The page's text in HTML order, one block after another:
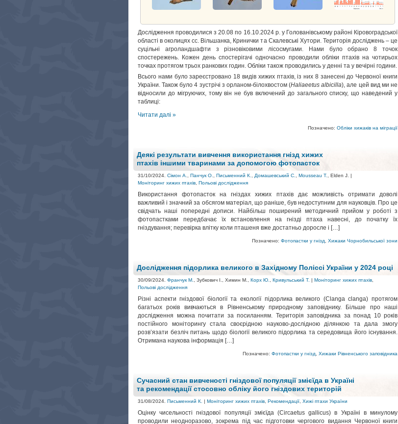
Дослідження проводилися з 20.08 по 16.10.2024 р. у Голованівському районі Кіровоградської
області в околицях сс. Вільшанка, Кринички та Скалевські Хутори. Територія досліджень – це
суцільні агроландшафти з різновіковими лісосмугами. Нами було обрано 8 точок
спостережень. Кожен день спостерігачі одночасно проводили обліки птахів на чотирьох
точках протягом трьох ранкових годин. Обліки також проводились у денні та у вечірні години.
Всього нами було зареєстровано 18 видів хижих птахів, із них 8 занесені до Червоної книги
України. Також було 4 зустрічі з орланом-білохвостом (Haliaeetus albicilla), але цей вид ми не
відносили до мігруючих, тому він не був включений до загального списку, що наведений у
таблиці:
Читати далі »
Позначено: Обліки хижаків на міграції
Деякі результати вивчення використання гнізд хижих
птахів іншими тваринами за допомогою фотопасток
31/10/2024. Сімон А. Панчук О. Письменний К. Домашевський С. Mousseau T.
, Elden J. |
Моніторинг хижих птахів Польові дослідження
Використання фотопасток на гніздах хижих птахів дає можливість отримати доволі
важливий і значний за обсягом матеріал, що раніше, був недоступним для науковців. Про це
свідчать наші попередні дописи. Найбільш поширений методичний прийом у роботі з
фотопастками передбачає їх встановлення на гнізді птаха навесні, до початку їх
гніздування; перевірка влітку коли пташеня вже достатньо доросле і […]
Позначено: Фотопастки у гнізд Хижаки Чорнобильської зони
Дослідження підорлика великого в Західному Поліссі України у 2024 році
30/09/2024. Франчук М. , Зубкович І., Химин М., Корх Ю. Кривульський Т. | Моніторинг хижих птахів
Польові дослідження
Різні аспекти гніздової біології та екології підорлика великого (Clanga clanga) протягом
багатьох років вивчаються в Рівненському природному заповіднику. Більше про наші
дослідження можна почитати за посиланням. Територія заповідника за понад 10 років
постійного моніторингу стала своєрідною науково-дослідною ділянкою та дала змогу
розв’язати безліч питань щодо біології великого підорлика та середовища його існування.
Отримана наукова інформація […]
Позначено: Фотопастки у гнізд Хижаки Рівненського заповідника
Сучасний стан вивченості гніздової популяції змієїда в Україні
та рекомендації стосовно обліку його гніздових територій
31/08/2024. Письменний К. | Моніторинг хижих птахів Рекомендації Хижі птахи України
Оцінку чисельності гніздової популяції змієїда (Circaetus gallicus) в Україні в минулому
проводили неодноразово, зокрема під час підготовки чергового видання Червоної книги